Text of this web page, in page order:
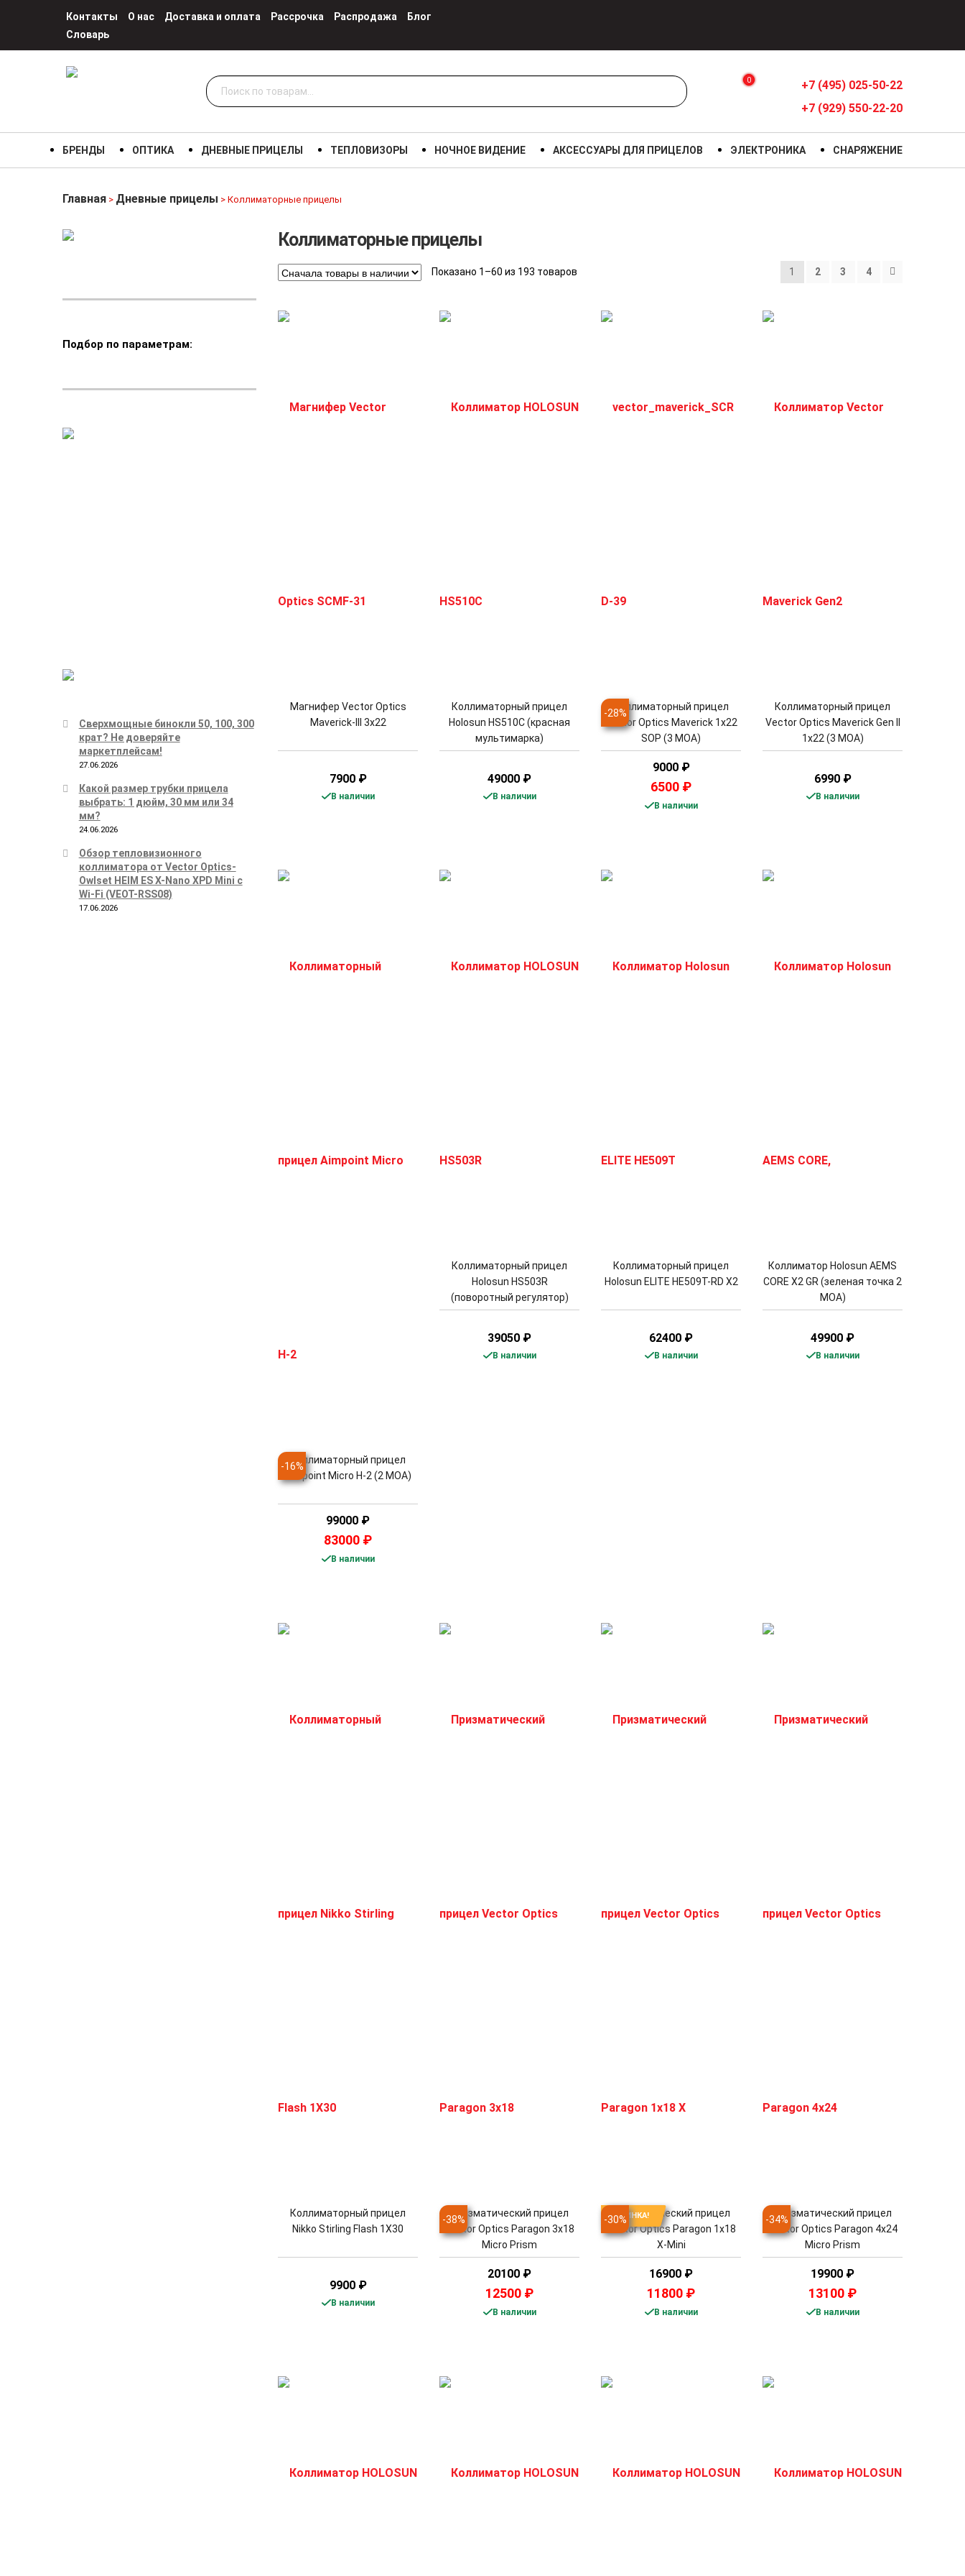
Контакты О нас Доставка и оплата Рассрочка Распродажа
Блог
Словарь
Искать: 0
+7 (495) 025-50-22
+7 (929) 550-22-20
БРЕНДЫ ОПТИКА ДНЕВНЫЕ ПРИЦЕЛЫ ТЕПЛОВИЗОРЫ НОЧНОЕ ВИДЕНИЕ АКСЕССУАРЫ ДЛЯ ПРИЦЕЛОВ ЭЛЕКТРОНИКА СНАРЯЖЕНИЕ
Главная > Дневные прицелы > Коллиматорные прицелы
Подбор по параметрам:
Сверхмощные бинокли 50, 100, 300
крат? Не доверяйте
маркетплейсам!
27.06.2026
Какой размер трубки прицела
выбрать: 1 дюйм, 30 мм или 34
мм?
24.06.2026
Обзор тепловизионного
коллиматора от Vector Optics-
Owlset HEIM ES X-Nano XPD Mini с
Wi-Fi (VEOT-RSS08)
17.06.2026
Коллиматорные прицелы
Показано 1–60 из 193 товаров 1 2 3 4
Магнифер Vector Optics
Maverick-III 3x22
7900 ₽
В наличии
Коллиматорный прицел
Holosun HS510C (красная
мультимарка)
49000 ₽
В наличии
-28%
Коллиматорный прицел
Vector Optics Maverick 1x22
SOP (3 MOA)
9000 ₽
6500 ₽
В наличии
Коллиматорный прицел
Vector Optics Maverick Gen II
1x22 (3 MOA)
6990 ₽
В наличии
-16%
Коллиматорный прицел
Aimpoint Micro H-2 (2 МОА)
99000 ₽
83000 ₽
В наличии
Коллиматорный прицел
Holosun HS503R
(поворотный регулятор)
39050 ₽
В наличии
Коллиматорный прицел
Holosun ELITE HE509T-RD X2
62400 ₽
В наличии
Коллиматор Holosun AEMS
CORE X2 GR (зеленая точка 2
МОА)
49900 ₽
В наличии
Коллиматорный прицел
Nikko Stirling Flash 1X30
9900 ₽
В наличии
-38%
Призматический прицел
Vector Optics Paragon 3x18
Micro Prism
20100 ₽
12500 ₽
В наличии
НОВИНКА!
-30%
Призматический прицел
Vector Optics Paragon 1x18
X-Mini
16900 ₽
11800 ₽
В наличии
-34%
Призматический прицел
Vector Optics Paragon 4x24
Micro Prism
19900 ₽
13100 ₽
В наличии